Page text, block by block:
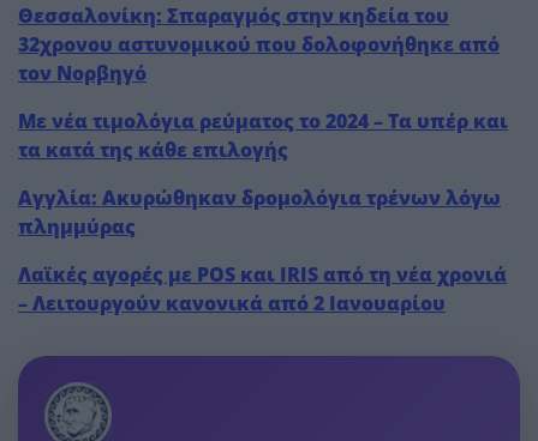
Θεσσαλονίκη: Σπαραγμός στην κηδεία του
32χρονου αστυνομικού που δολοφονήθηκε από
τον Νορβηγό
Με νέα τιμολόγια ρεύματος το 2024 – Τα υπέρ και
τα κατά της κάθε επιλογής
Αγγλία: Ακυρώθηκαν δρομολόγια τρένων λόγω
πλημμύρας
Λαϊκές αγορές με POS και IRIS από τη νέα χρονιά
– Λειτουργούν κανονικά από 2 Ιανουαρίου